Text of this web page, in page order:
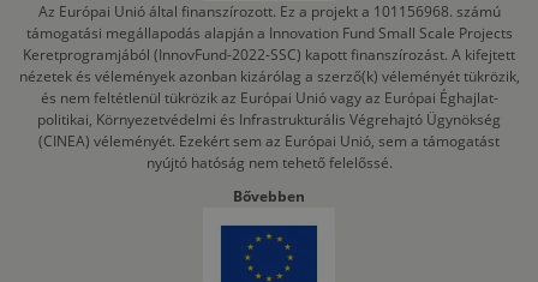
Az Európai Unió által finanszírozott. Ez a projekt a 101156968. számú
támogatási megállapodás alapján a Innovation Fund Small Scale Projects
Keretprogramjából (InnovFund-2022-SSC) kapott finanszírozást. A kifejtett
nézetek és vélemények azonban kizárólag a szerző(k) véleményét tükrözik,
és nem feltétlenül tükrözik az Európai Unió vagy az Európai Éghajlat-
politikai, Környezetvédelmi és Infrastrukturális Végrehajtó Ügynökség
(CINEA) véleményét. Ezekért sem az Európai Unió, sem a támogatást
nyújtó hatóság nem tehető felelőssé.
Bővebben